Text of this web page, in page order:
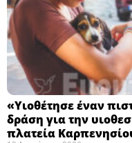
«Υιοθέτησε έναν
δράση για την
πλατεία